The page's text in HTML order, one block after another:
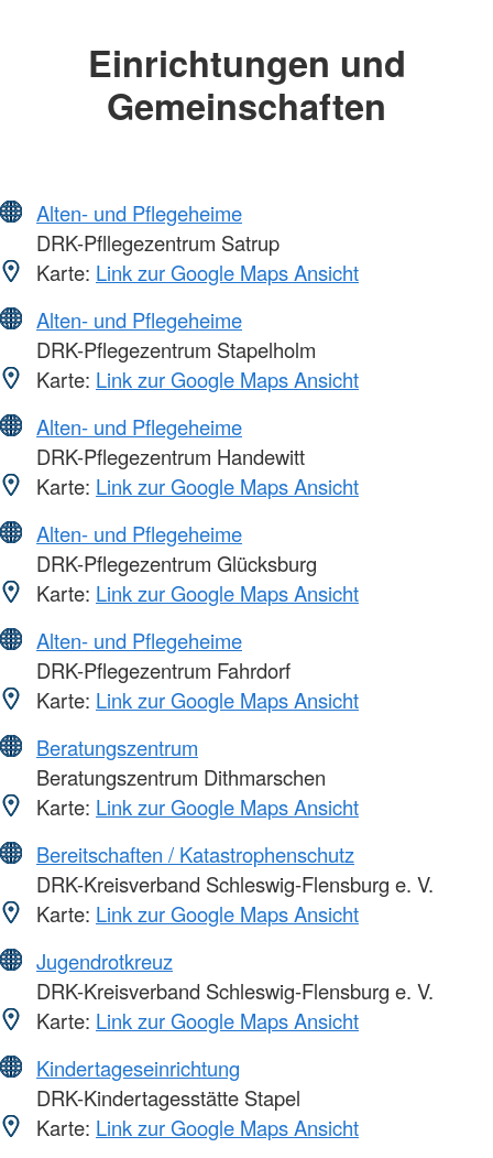
Einrichtungen und
Gemeinschaften
Alten- und Pflegeheime
DRK-Pfllegezentrum Satrup
Karte: Link zur Google Maps Ansicht
Alten- und Pflegeheime
DRK-Pflegezentrum Stapelholm
Karte: Link zur Google Maps Ansicht
Alten- und Pflegeheime
DRK-Pflegezentrum Handewitt
Karte: Link zur Google Maps Ansicht
Alten- und Pflegeheime
DRK-Pflegezentrum Glücksburg
Karte: Link zur Google Maps Ansicht
Alten- und Pflegeheime
DRK-Pflegezentrum Fahrdorf
Karte: Link zur Google Maps Ansicht
Beratungszentrum
Beratungszentrum Dithmarschen
Karte: Link zur Google Maps Ansicht
Bereitschaften / Katastrophenschutz
DRK-Kreisverband Schleswig-Flensburg e. V.
Karte: Link zur Google Maps Ansicht
Jugendrotkreuz
DRK-Kreisverband Schleswig-Flensburg e. V.
Karte: Link zur Google Maps Ansicht
Kindertageseinrichtung
DRK-Kindertagesstätte Stapel
Karte: Link zur Google Maps Ansicht